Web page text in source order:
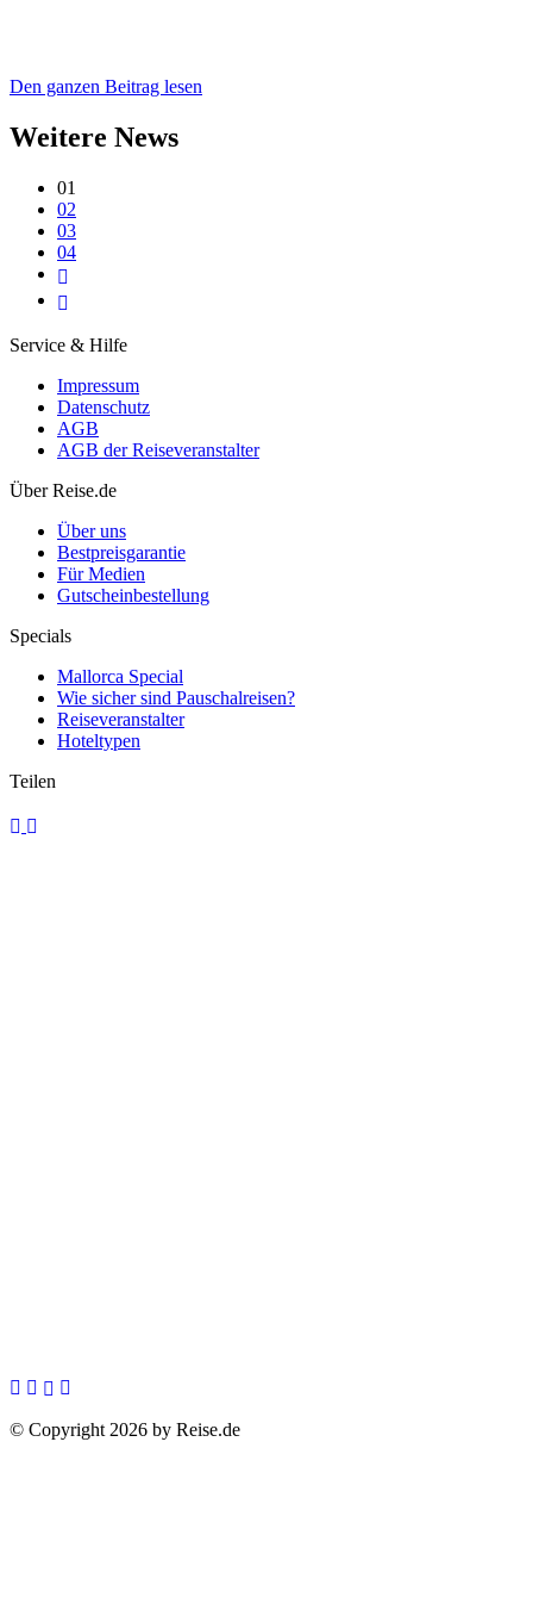
Den ganzen Beitrag lesen
Weitere News
01
02
03
04
Service & Hilfe
Impressum
Datenschutz
AGB
AGB der Reiseveranstalter
Über Reise.de
Über uns
Bestpreisgarantie
Für Medien
Gutscheinbestellung
Specials
Mallorca Special
Wie sicher sind Pauschalreisen?
Reiseveranstalter
Hoteltypen
Teilen
© Copyright 2026 by Reise.de